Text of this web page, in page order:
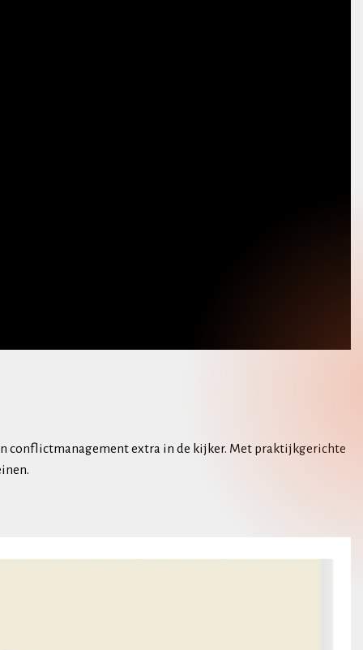
conflictmanagement extra in de kijker. Met praktijkgerichte